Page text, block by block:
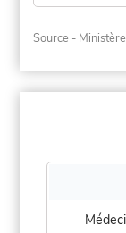
Source -